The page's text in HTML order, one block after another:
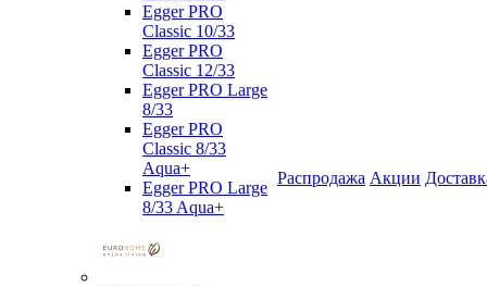
Egger PRO
Classic 10/33
Egger PRO
Classic 12/33
Egger PRO Large
8/33
Egger PRO
Classic 8/33
Aqua+
Egger PRO Large
8/33 Aqua+
Распродажа Акции